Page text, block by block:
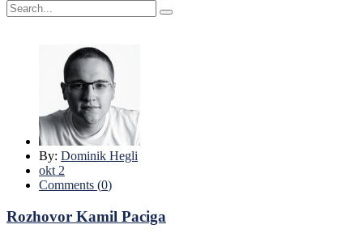
By: Dominik Hegli
okt 2
Comments (0)
Rozhovor Kamil Paciga